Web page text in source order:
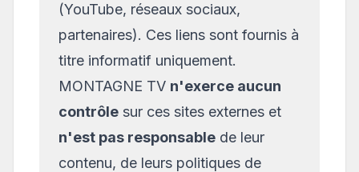
(YouTube, réseaux sociaux,
partenaires). Ces liens sont fournis à
titre informatif uniquement.
MONTAGNE TV n'exerce aucun
contrôle sur ces sites externes et
n'est pas responsable de leur
contenu, de leurs politiques de